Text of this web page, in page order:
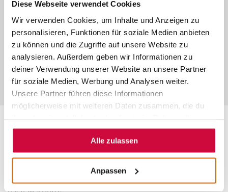
Diese Webseite verwendet Cookies
Wir verwenden Cookies, um Inhalte und Anzeigen zu
personalisieren, Funktionen für soziale Medien anbieten
zu können und die Zugriffe auf unsere Website zu
analysieren. Außerdem geben wir Informationen zu
deiner Verwendung unserer Website an unsere Partner
für soziale Medien, Werbung und Analysen weiter.
Unsere Partner führen diese Informationen
möglicherweise mit weiteren Daten zusammen, die du
Nutzung der Dienste gesammelt haben.
Alle zulassen
Anpassen
INDIVIDUELLE ERLEBNISSE
Plane dein Erlebnis ganz nach deinen
Wünschen – exklusiv für deine
Gruppe und zum Pauschalpreis.
DEIN LIEBLINGSERLEBNIS
Entdecke die Vielfalt Mittelhessens bei einem Ausflug